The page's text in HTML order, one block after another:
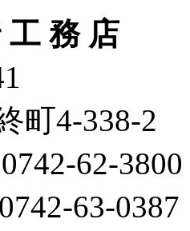
工 務 店
町4-338-2
62-3800
63-0387